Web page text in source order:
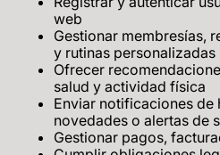
web
Gestionar membresías,
y rutinas personalizadas
Ofrecer
salud y actividad física
Enviar notificaciones de
novedades o alertas de
Gestionar pagos,